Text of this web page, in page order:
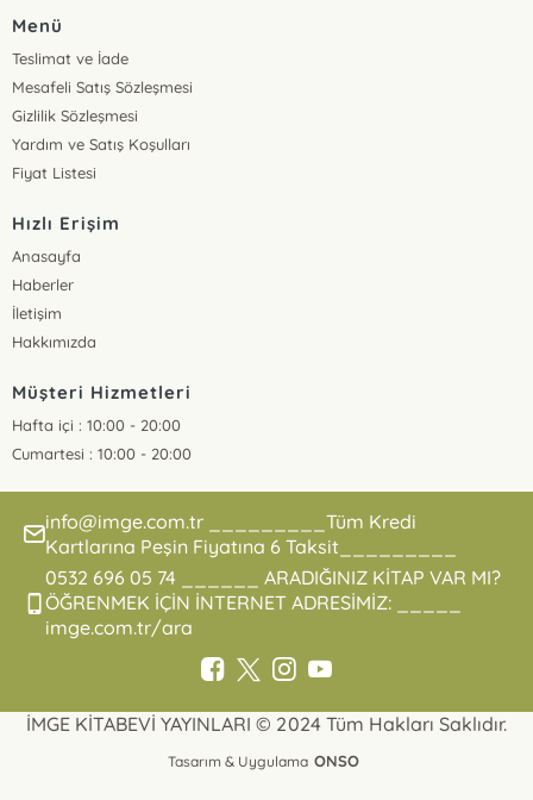
Menü
Teslimat ve İade
Mesafeli Satış Sözleşmesi
Gizlilik Sözleşmesi
Yardım ve Satış Koşulları
Fiyat Listesi
Hızlı Erişim
Anasayfa
Haberler
İletişim
Hakkımızda
Müşteri Hizmetleri
Hafta içi : 10:00 - 20:00
Cumartesi : 10:00 - 20:00
info@imge.com.tr _________Tüm Kredi
Kartlarına Peşin Fiyatına 6 Taksit_________
0532 696 05 74 ______ ARADIĞINIZ KİTAP VAR MI?
ÖĞRENMEK İÇİN İNTERNET ADRESİMİZ: _____
imge.com.tr/ara
İMGE KİTABEVİ YAYINLARI © 2024 Tüm Hakları Saklıdır.
Tasarım & Uygulama ONSO